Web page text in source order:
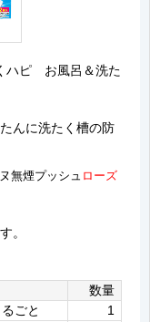
ハピ お風呂＆洗た
んに洗たく槽の防
無煙プッシュ ローズ
。
数量
ごと
1